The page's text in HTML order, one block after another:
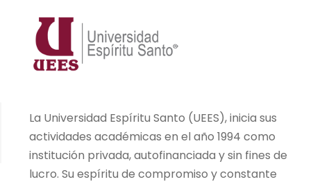
La Universidad Espíritu Santo (UEES), inicia sus
actividades académicas en el año 1994 como
institución privada, autofinanciada y sin fines de
lucro. Su espíritu de compromiso y constante